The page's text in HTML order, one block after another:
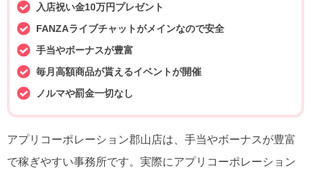
入店祝い金10万円プレゼント
FANZAライブチャットがメインなので安全
手当やボーナスが豊富
毎月高額商品が貰えるイベントが開催
ノルマや罰金一切なし
アプリコーポレーション郡山店は、手当やボーナスが豊富
で稼ぎやすい事務所です。実際にアプリコーポレーション